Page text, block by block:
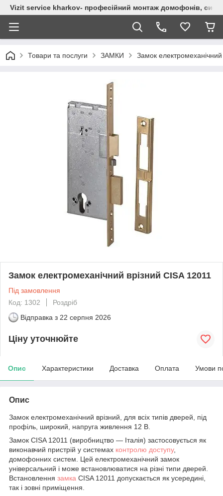
Vizit service kharkov- професійний монтаж домофонів,
Товари та послуги ЗАМКИ Замок
Замок електромеханічний врізний CISA 12011
Під замовлення
Код: 1302
Роздріб
Відправка з 22 серпня 2026
Ціну уточнюйте
Опис Характеристики Доставка Оплата Умови
Опис
Замок електромеханічний врізний, для всіх типів дверей, під
профіль, широкий, напруга живлення 12 В.
Замок CISA 12011 (виробництво — Італія) застосовується як
виконавчий пристрій у системах контролю доступу,
домофонних систем. Цей електромеханічний замок
універсальний і може встановлюватися на різні типи дверей.
Встановлення замка CISA 12011 допускається як усередині,
так і зовні приміщення.